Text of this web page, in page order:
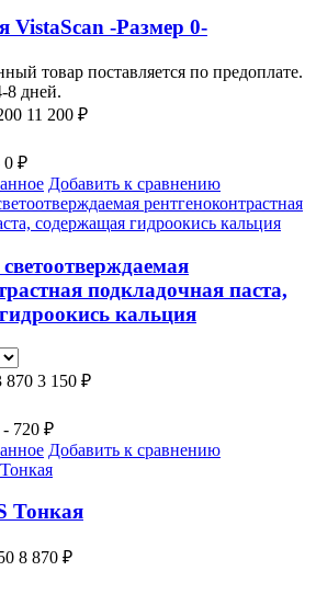
VistaScan -Размер 0-
товар поставляется по предоплате.
8 дней.
11 200 ₽
0 ₽
Добавить к сравнению
подкладочная паста,
кальция
870 3 150 ₽
720 ₽
Добавить к сравнению
Тонкая
8 870 ₽